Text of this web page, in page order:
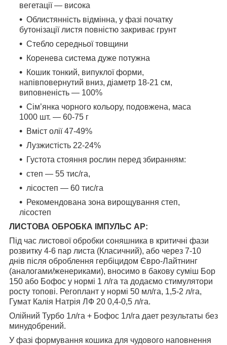
вегетації — висока
Облистянність відмінна, у фазі початку
бутонізації листя повністю закриває грунт
Стебло середньої товщини
Коренева система дуже потужна
Кошик тонкий, випуклої форми,
напівповернутий вниз, діаметр 18-21 см,
виповненість — 100%
Сім’янка чорного кольору, подовжена, маса
1000 шт. — 60-75 г
Вміст олії 47-49%
Лузжистість 22-24%
Густота стояння рослин перед збиранням:
степ — 55 тис/га,
лісостеп — 60 тис/га
Рекомендована зона вирощування степ,
лісостеп
ЛИСТОВА ОБРОБКА ІМПУЛЬС АР:
Під час листової обробки соняшника в критичні фази
розвитку 4-6 пар листа (Класичний), або через 7-10
днів після оброблення гербіцидом Євро-Лайтнинг
(аналогами/женериками), вносимо в бакову суміш Бор
150 або Бофос у нормі 1 л/га та додаємо стимулятори
росту топові. Регоплант у нормі 50 мл/га, 1,5-2 л/га,
Гумат Калія Натрія ЛФ 20 0,4-0,5 л/га.
Олійний Турбо 1л/га + Бофос 1л/га дает результаты без
минудобрений.
У фазі формування кошика для чудового наповнення